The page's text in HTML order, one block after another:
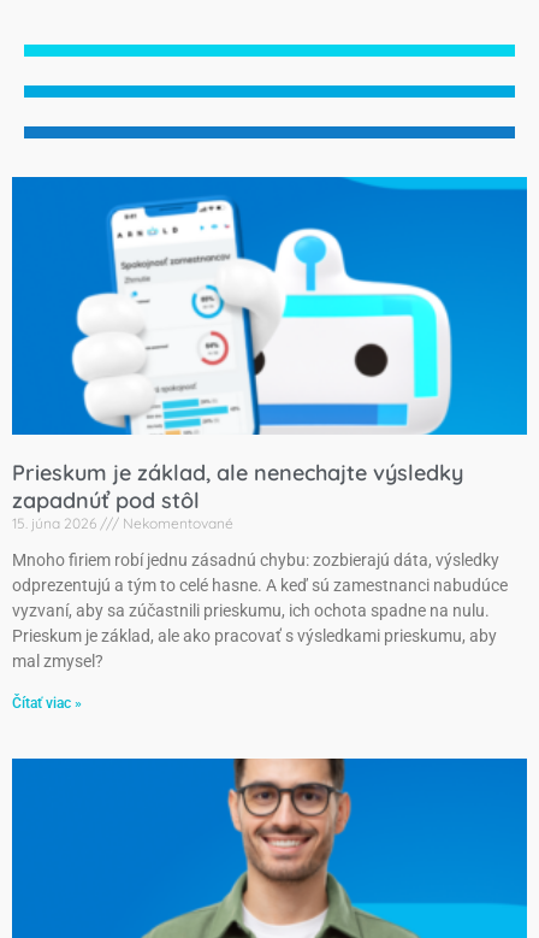
Prieskum je základ, ale nenechajte výsledky
zapadnúť pod stôl
15. júna 2026 Nekomentované
Mnoho firiem robí jednu zásadnú chybu: zozbierajú dáta, výsledky
odprezentujú a tým to celé hasne. A keď sú zamestnanci nabudúce
vyzvaní, aby sa zúčastnili prieskumu, ich ochota spadne na nulu.
Prieskum je základ, ale ako pracovať s výsledkami prieskumu, aby
mal zmysel?
Čítať viac »